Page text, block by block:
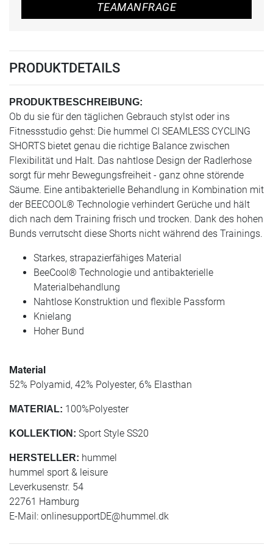
TEAMANFRAGE
PRODUKTDETAILS
PRODUKTBESCHREIBUNG:
Ob du sie für den täglichen Gebrauch stylst oder ins
Fitnessstudio gehst: Die hummel CI SEAMLESS CYCLING
SHORTS bietet genau die richtige Balance zwischen
Flexibilität und Halt. Das nahtlose Design der Radlerhose
sorgt für mehr Bewegungsfreiheit - ganz ohne störende
Säume. Eine antibakterielle Behandlung in Kombination mit
der BEECOOL® Technologie verhindert Gerüche und hält
dich nach dem Training frisch und trocken. Dank des hohen
Bunds verrutscht diese Shorts nicht während des Trainings.
Starkes, strapazierfähiges Material
BeeCool® Technologie und antibakterielle
Materialbehandlung
Nahtlose Konstruktion und flexible Passform
Knielang
Hoher Bund
Material
52% Polyamid, 42% Polyester, 6% Elasthan
MATERIAL: 100%Polyester
KOLLEKTION: Sport Style SS20
HERSTELLER: hummel
hummel sport & leisure
Leverkusenstr. 54
22761 Hamburg
E-Mail: onlinesupportDE@hummel.dk